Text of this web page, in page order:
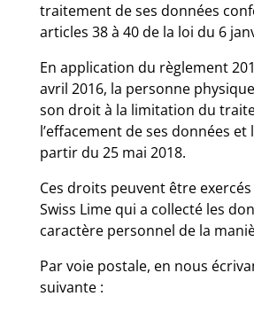
traitement de ses données
articles 38 à 40 de la loi du 6
En application du règlement
avril 2016, la personne
son droit à la limitation du
l’effacement de ses données
partir du 25 mai 2018.
Ces droits peuvent être
Swiss Lime qui a collecté les
caractère personnel de la
Par voie postale, en nous
suivante :